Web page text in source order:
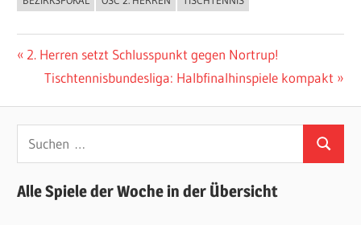
ALLGEMEIN
Beitragsnavigation
Vorheriger
Beitrag:
2. Herren setzt Schlusspunkt gegen Nortrup!
Nächster
Tischtennisbundesliga: Halbfinalhinspiele kompakt
Suchen
nach:
Suchen
Alle Spiele der Woche in der Übersicht